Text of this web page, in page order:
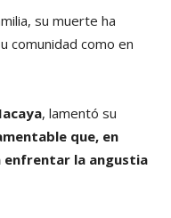
su muerte ha
comunidad como en
, lamentó su
que, en
enfrentar la angustia